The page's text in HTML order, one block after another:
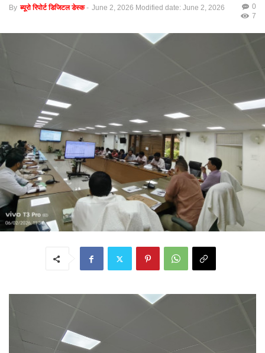
By ब्यूरो रिपोर्ट डिजिटल डेस्क - June 2, 2026 Modified date: June 2, 2026
0
7